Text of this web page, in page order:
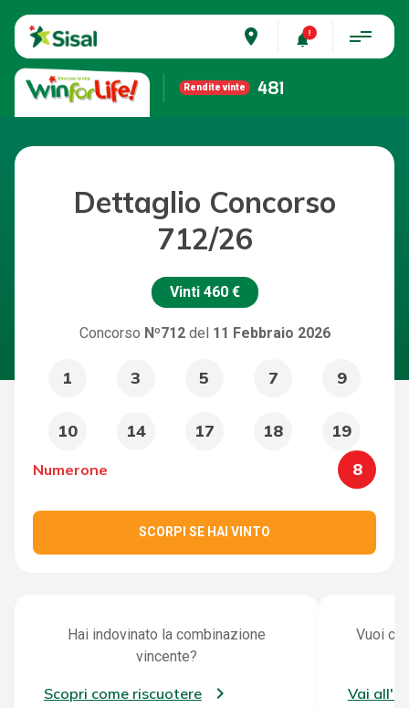
place
Rendite vinte 481
Dettaglio Concorso
712/26
Vinti 460 €
Concorso Nº712del 11 Febbraio 2026
1 3 5 7 9
10 14 17 18 19
Numerone 8
SCORPI SE HAI VINTO
Hai indovinato la combinazione
vincente?
Scopri come riscuotere
Vuoi
Vai